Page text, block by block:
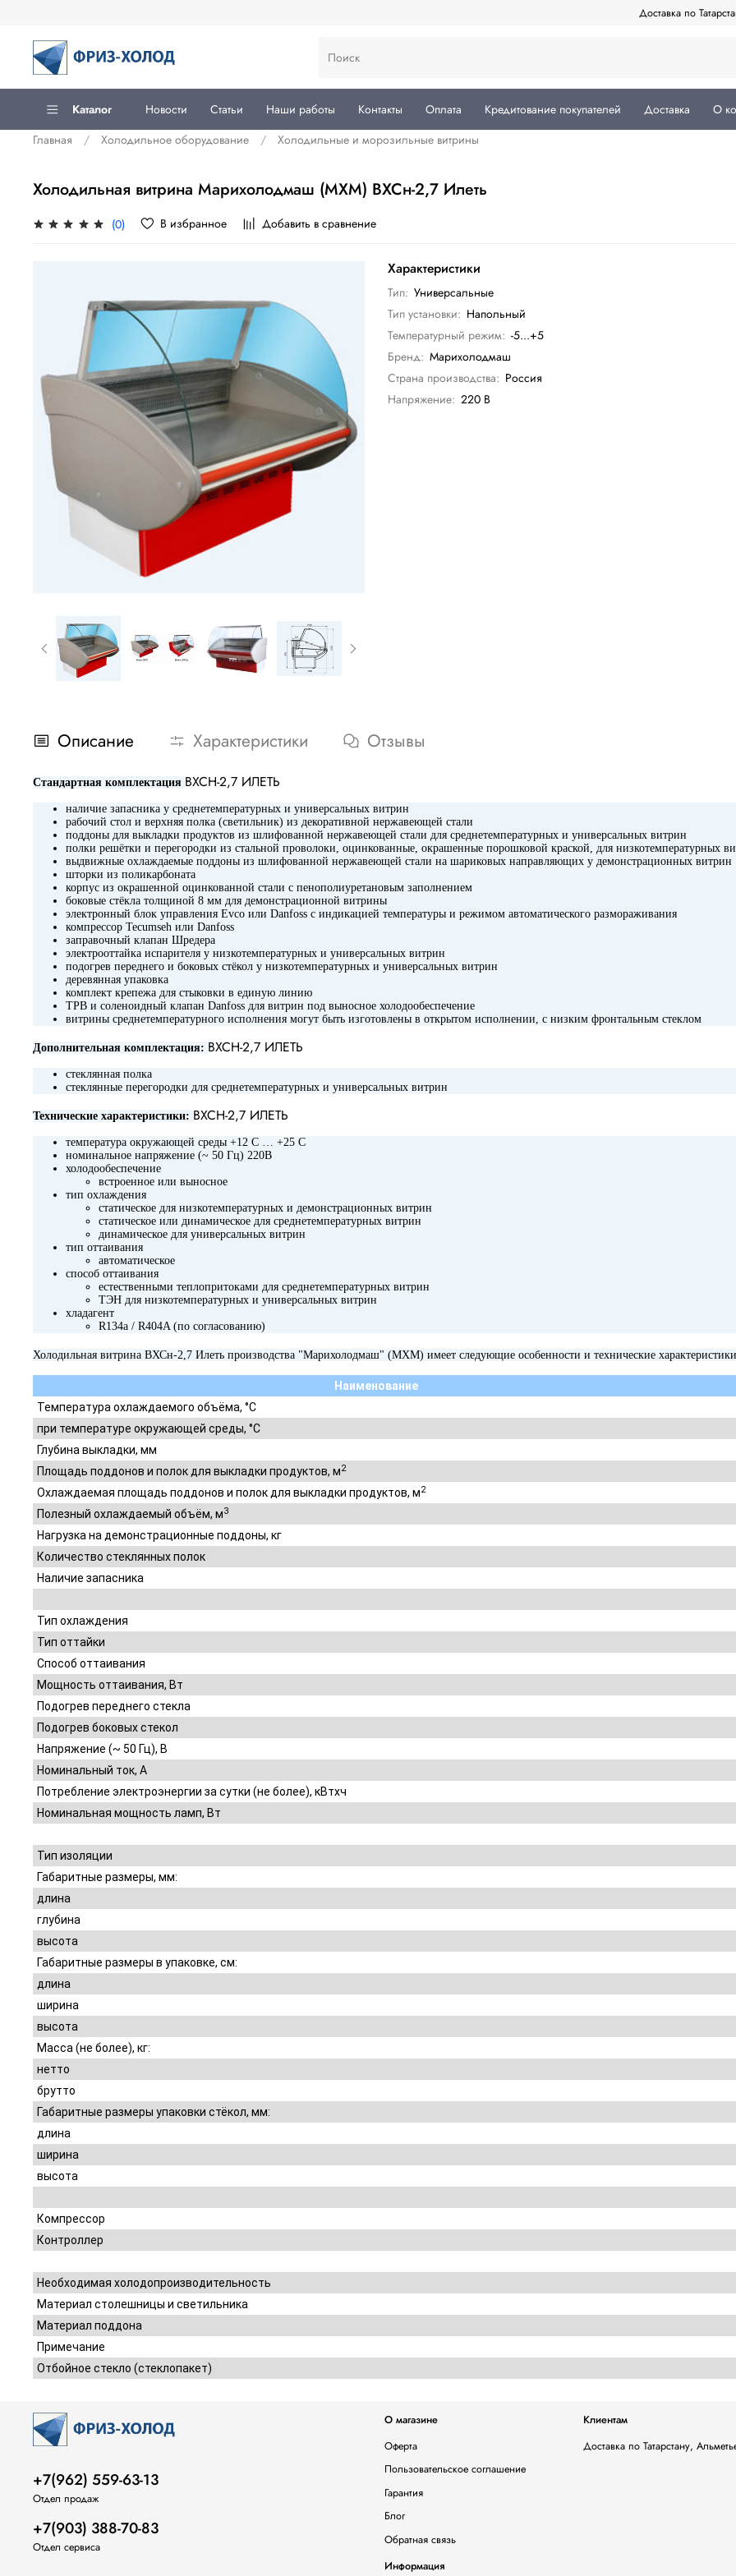
Доставка по
Каталог Новости Статьи Наши работы Контакты Оплата Кредитование покупателей Доставка О
Главная
Холодильное оборудование Холодильные и морозильные витрины
Холодильная витрина Марихолодмаш (МХМ) ВХСн-2,7 Илеть
(0) В избранное Добавить в сравнение
Характеристики
Тип: Универсальные
Тип установки: Напольный
Температурный режим: -5...+5
Бренд: Марихолодмаш
Страна производства: Россия
Напряжение: 220 В
Описание Характеристики Отзывы
Стандартная комплектация ВХСН-2,7 ИЛЕТЬ
наличие запасника у среднетемпературных и универсальных витрин
рабочий стол и верхняя полка (светильник) из декоративной нержавеющей стали
поддоны для выкладки продуктов из шлифованной нержавеющей стали для среднетемпературных и универсальных витрин
полки решётки и перегородки из стальной проволоки, оцинкованные, окрашенные порошковой краской, для низкотемпературных
выдвижные охлаждаемые поддоны из шлифованной нержавеющей стали на шариковых направляющих у демонстрационных витрин
шторки из поликарбоната
корпус из окрашенной оцинкованной стали с пенополиуретановым заполнением
боковые стёкла толщиной 8 мм для демонстрационной витрины
электронный блок управления Evco или Danfoss с индикацией температуры и режимом автоматического размораживания
компрессор Tecumseh или Danfoss
заправочный клапан Шредера
электрооттайка испарителя у низкотемпературных и универсальных витрин
подогрев переднего и боковых стёкол у низкотемпературных и универсальных витрин
деревянная упаковка
комплект крепежа для стыковки в единую линию
ТРВ и соленоидный клапан Danfoss для витрин под выносное холодообеспечение
витрины среднетемпературного исполнения могут быть изготовлены в открытом исполнении, с низким фронтальным стеклом
Дополнительная комплектация: ВХСН-2,7 ИЛЕТЬ
стеклянная полка
стеклянные перегородки для среднетемпературных и универсальных витрин
Технические характеристики: ВХСН-2,7 ИЛЕТЬ
температура окружающей среды +12 С … +25 С
номинальное напряжение (~ 50 Гц) 220В
холодообеспечение
встроенное или выносное
тип охлаждения
статическое для низкотемпературных и демонстрационных витрин
статическое или динамическое для среднетемпературных витрин
динамическое для универсальных витрин
тип оттаивания
автоматическое
способ оттаивания
естественными теплопритоками для среднетемпературных витрин
ТЭН для низкотемпературных и универсальных витрин
хладагент
R134a / R404A (по согласованию)
Холодильная витрина ВХСн-2,7 Илеть производства "Марихолодмаш" (МХМ) имеет следующие особенности и технические
Наименование
Температура охлаждаемого объёма, °C
при температуре окружающей среды, °C
Глубина выкладки, мм
Площадь поддонов и полок для выкладки продуктов, м2
Охлаждаемая площадь поддонов и полок для выкладки продуктов, м2
Полезный охлаждаемый объём, м3
Нагрузка на демонстрационные поддоны, кг
Количество стеклянных полок
Наличие запасника
Тип охлаждения
Тип оттайки
Способ оттаивания
Мощность оттаивания, Вт
Подогрев переднего стекла
Подогрев боковых стекол
Напряжение (~ 50 Гц), В
Номинальный ток, A
Потребление электроэнергии за сутки (не более), кВтхч
Номинальная мощность ламп, Вт
Тип изоляции
Габаритные размеры, мм:
длина
глубина
высота
Габаритные размеры в упаковке, см:
длина
ширина
высота
Масса (не более), кг:
нетто
брутто
Габаритные размеры упаковки стёкол, мм:
длина
ширина
высота
Компрессор
Контроллер
Необходимая холодопроизводительность
Материал столешницы и светильника
Материал поддона
Примечание
Отбойное стекло (стеклопакет)
О магазине
Оферта
Пользовательское соглашение
Гарантия
Блог
Обратная связь
Клиентам
Доставка по Татарстану,
Информация
+7(962) 559-63-13
Отдел продаж
+7(903) 388-70-83
Отдел сервиса